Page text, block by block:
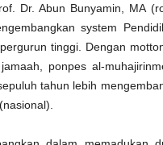
Dr. Abun Bunyamin, MA
system
pergurun tinggi. Dengan
jamaah ponpes al-muhajirin
tahun lebih
(nasional).